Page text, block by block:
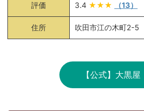
評価 3.4 ★★★ （13）
住所 吹田市江の木町2-5
【公式】大黒屋